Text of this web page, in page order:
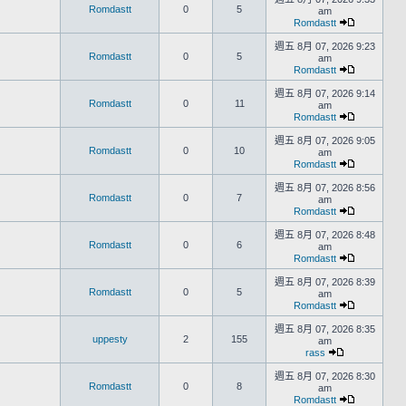
Romdastt 0 5
am
Romdastt
Romdastt 0 5
週五 8月 07, 2026 9:23
am
Romdastt
Romdastt 0 11
週五 8月 07, 2026 9:14
am
Romdastt
Romdastt 0 10
週五 8月 07, 2026 9:05
am
Romdastt
Romdastt 0 7
週五 8月 07, 2026 8:56
am
Romdastt
Romdastt 0 6
週五 8月 07, 2026 8:48
am
Romdastt
Romdastt 0 5
週五 8月 07, 2026 8:39
am
Romdastt
uppesty 2 155
週五 8月 07, 2026 8:35
am
rass
Romdastt 0 8
週五 8月 07, 2026 8:30
am
Romdastt